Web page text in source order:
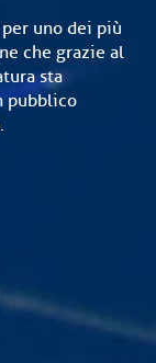
uno dei più
che grazie al
sta
pubblico